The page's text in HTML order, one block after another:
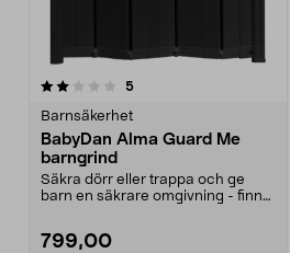
5recensioner
Barnsäkerhet
BabyDan Alma Guard Me
barngrind
Säkra dörr eller trappa och ge
barn en säkrare omgivning - finns
799,00